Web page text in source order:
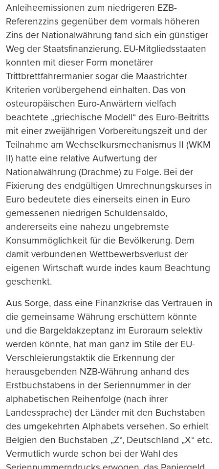
Anleiheemissionen zum niedrigeren EZB-
Referenzzins gegenüber dem vormals höheren
Zins der Nationalwährung fand sich ein günstiger
Weg der Staatsfinanzierung. EU-Mitgliedsstaaten
konnten mit dieser Form monetärer
Trittbrettfahrermanier sogar die Maastrichter
Kriterien vorübergehend einhalten. Das von
osteuropäischen Euro-Anwärtern vielfach
beachtete „griechische Modell“ des Euro-Beitritts
mit einer zweijährigen Vorbereitungszeit und der
Teilnahme am Wechselkursmechanismus II (WKM
II) hatte eine relative Aufwertung der
Nationalwährung (Drachme) zu Folge. Bei der
Fixierung des endgültigen Umrechnungskurses in
Euro bedeutete dies einerseits einen in Euro
gemessenen niedrigen Schuldensaldo,
andererseits eine nahezu ungebremste
Konsummöglichkeit für die Bevölkerung. Dem
damit verbundenen Wettbewerbsverlust der
eigenen Wirtschaft wurde indes kaum Beachtung
geschenkt.
Aus Sorge, dass eine Finanzkrise das Vertrauen in
die gemeinsame Währung erschüttern könnte
und die Bargeldakzeptanz im Euroraum selektiv
werden könnte, hat man ganz im Stile der EU-
Verschleierungstaktik die Erkennung der
herausgebenden NZB-Währung anhand des
Erstbuchstabens in der Seriennummer in der
alphabetischen Reihenfolge (nach ihrer
Landessprache) der Länder mit den Buchstaben
des umgekehrten Alphabets versehen. So erhielt
Belgien den Buchstaben „Z“, Deutschland „X“ etc.
Vermutlich wurde schon bei der Wahl des